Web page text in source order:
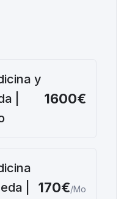
y
|
1600€
|
170€/Mo